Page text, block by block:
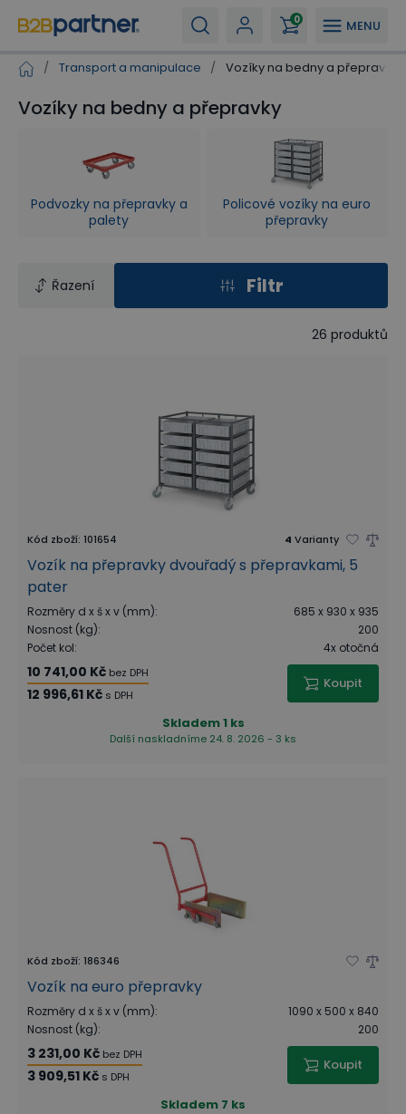
MENU
0
/ Transport a manipulace / Vozíky na bedny a přepravky
Vozíky na bedny a přepravky
Podvozky na přepravky a
palety
Policové vozíky na euro
přepravky
Řazení Filtr
26 produktů
Kód zboží: 101654 4 Varianty
Vozík na přepravky dvouřadý s přepravkami, 5
pater
Rozměry d x š x v (mm):
685 x 930 x 935
Nosnost (kg):
200
Počet kol: 4x otočná
10 741,00 Kč bez DPH
12 996,61 Kč s DPH
Koupit
Skladem1 ks
Další naskladníme 24. 8. 2026 - 3 ks
Kód zboží: 186346
Vozík na euro přepravky
Rozměry d x š x v (mm):
1090 x 500 x 840
Nosnost (kg): 200
3 231,00 Kč bez DPH
3 909,51 Kč s DPH
Koupit
Skladem 7 ks